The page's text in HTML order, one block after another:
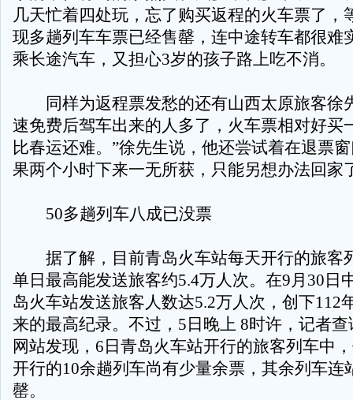
几天忙着四处玩，忘了购买返程的火车票了，
现多趟列车车票已经售罄，连中途转车都很难
乘长途汽车，又担心3岁的孩子路上吃不消。
同样为返程票发愁的还有山西太原旅客徐
速免费后驾车出来的人多了，火车票相对好买
比春运还难。”徐先生说，他还尝试着在退票
果两个小时下来一无所获，只能另想办法回家
50多趟列车八成已没票
据了解，目前青岛火车站每天开行的旅客
单日最高能发送旅客约5.4万人次。在9月30日
岛火车站发送旅客人数达5.2万人次，创下112
来的最高纪录。不过，5日晚上 8时许，记者
网站发现，6日青岛火车站开行的旅客列车中
开行的10余趟列车尚有少量余票，其余列车连
罄。